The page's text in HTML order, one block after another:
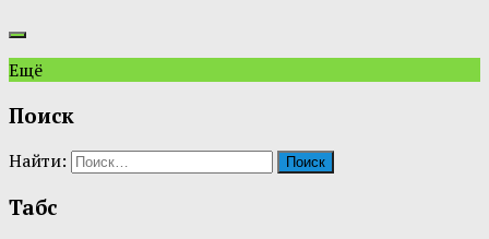
Ещё
Поиск
Найти:
Табс